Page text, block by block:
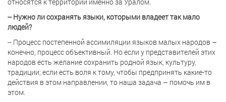
-- Нужно ли сохранять языки, которыми владеет так мало
людей?
-- Процесс постепенной ассимиляции языков малых народов –
конечно, процесс объективный. Но если у представителей этих
народов есть желание сохранить родной язык, культуру,
традиции; если есть воля к тому, чтобы предпринять какие-то
действия в этом направлении, то наша задача – помочь им в
этом.